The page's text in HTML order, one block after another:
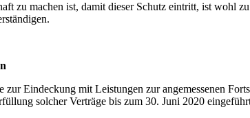
zu machen ist, damit dieser Schutz eintritt, ist wohl
Eindeckung mit Leistungen zur angemessenen
solcher Verträge bis zum 30. Juni 2020